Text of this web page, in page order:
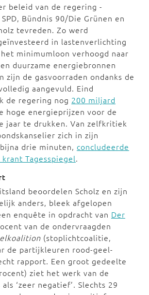
beleid van de regering -
Bündnis 90/Die Grünen en
tevreden. Zo werd
in lastenverlichting
minimumloon verhoogd naar
duurzame energiebronnen
zijn de gasvoorraden ondanks de
aangevuld. Eind
de regering nog 200 miljard
hoge energieprijzen voor de
jaar te drukken. Van zelfkritiek
zich in zijn
drie minuten, concludeerde
Tagesspiegel.
beoordelen Scholz en zijn
anders, bleek afgelopen
enquête in opdracht van Der
van de ondervraagden
(stoplichtcoalitie,
de partijkleuren rood-geel-
rapport. Een groot gedeelte
ziet het werk van de
‘zeer negatief’. Slechts 29